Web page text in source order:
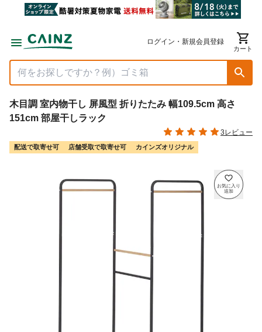
ログイン・新規会員登録
カート
木目調 室内物干し 屏風型 折りたたみ 幅109.5cm 高さ
151cm 部屋干しラック
3レビュー
配送で取寄せ可 店舗受取で取寄せ可 カインズオリジナル